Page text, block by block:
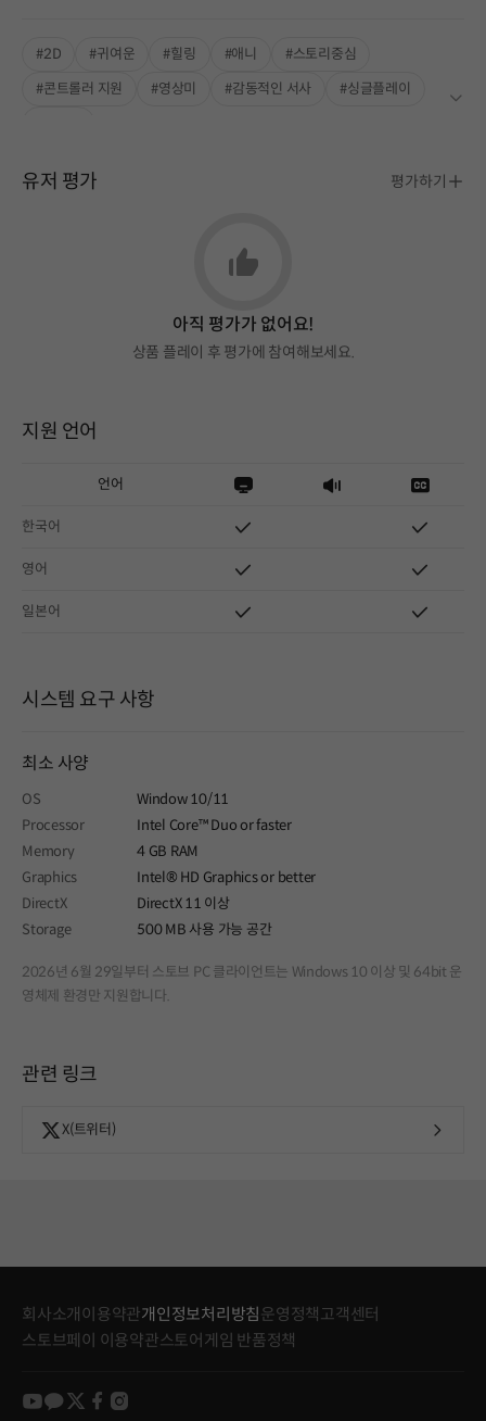
#2D #귀여운 #힐링 #애니
#스토리중심
#콘트롤러 지원
#영상미 #감동적인 서사
#싱글플레이
유저 평가 평가하기
아직 평가가 없어요!
상품 플레이 후 평가에 참여해보세요.
지원 언어
언어
한국어
영어
일본어
시스템 요구 사항
최소 사양
OS
Window 10/11
Processor
Intel Core™ Duo or faster
Memory
4 GB RAM
Graphics
Intel® HD Graphics or better
DirectX
DirectX 11 이상
Storage
500 MB 사용 가능 공간
2026년 6월 29일부터 스토브 PC 클라이언트는 Windows 10 이상 및 64bit 운
영체제 환경만 지원합니다.
관련 링크
X(트위터)
회사소개이용약관개인정보처리방침 운영정책고객센터
스토브페이 이용약관스토어게임 반품정책
youtube
kakao
twitter
facebook
instagram